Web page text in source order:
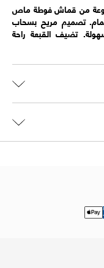
من قماش فوطة ماص
تصميم مريح بسحاب
تضيف القبعة راحة